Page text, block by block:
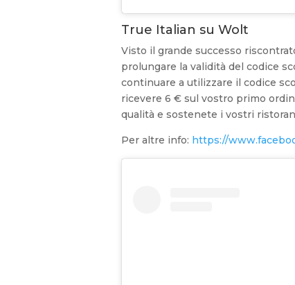
True Italian su Wolt
Visto il grande successo
prolungare la validità del codice
continuare a utilizzare il codice
ricevere 6 € sul vostro primo
qualità e sostenete i vostri
Per altre info: https://